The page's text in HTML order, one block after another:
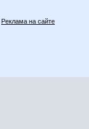
Реклама на сайте